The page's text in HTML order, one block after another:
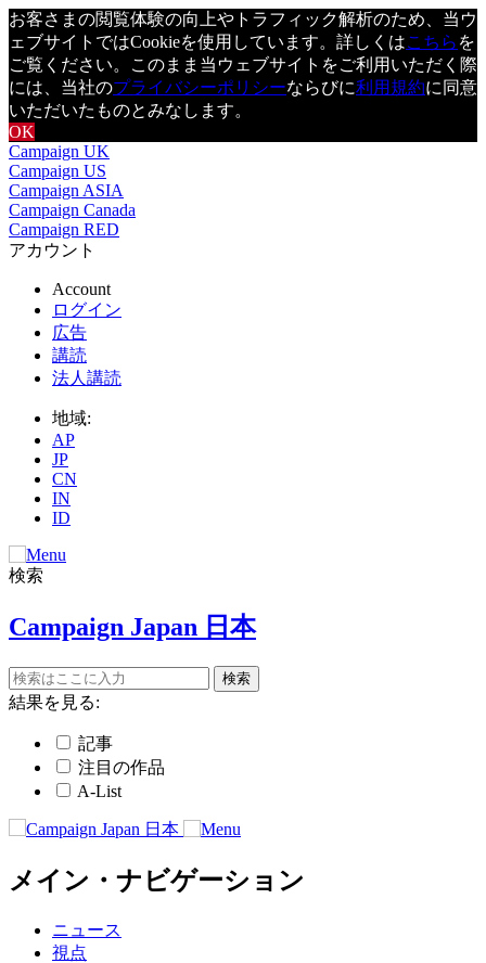
お客さまの閲覧体験の向上やトラフィック解析のため、当ウ
ェブサイトではCookieを使用しています。詳しくはこちら を
ご覧ください。このまま当ウェブサイトをご利用いただく際
には、当社のプライバシーポリシーならびに利用規約に同意
いただいたものとみなします。
OK
Campaign UK
Campaign US
Campaign ASIA
Campaign Canada
Campaign RED
アカウント
Account
ログイン
広告
講読
法人講読
地域:
AP
JP
CN
IN
ID
検索
Campaign Japan 日本
結果を見る:
記事
注目の作品
A-List
メイン・ナビゲーション
ニュース
視点